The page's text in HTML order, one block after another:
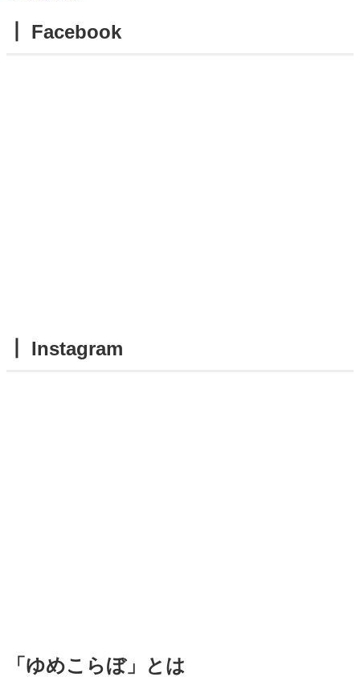
┃ Facebook
┃ Instagram
「ゆめこらぼ」とは